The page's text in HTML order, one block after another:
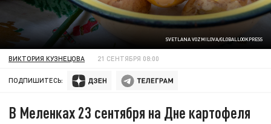
SVETLANA VOZMILOVA/GLOBALLOOKPRESS
ВИКТОРИЯ КУЗНЕЦОВА 21 СЕНТЯБРЯ 08:00
ПОДПИШИТЕСЬ:
В Меленках 23 сентября на Дне картофеля